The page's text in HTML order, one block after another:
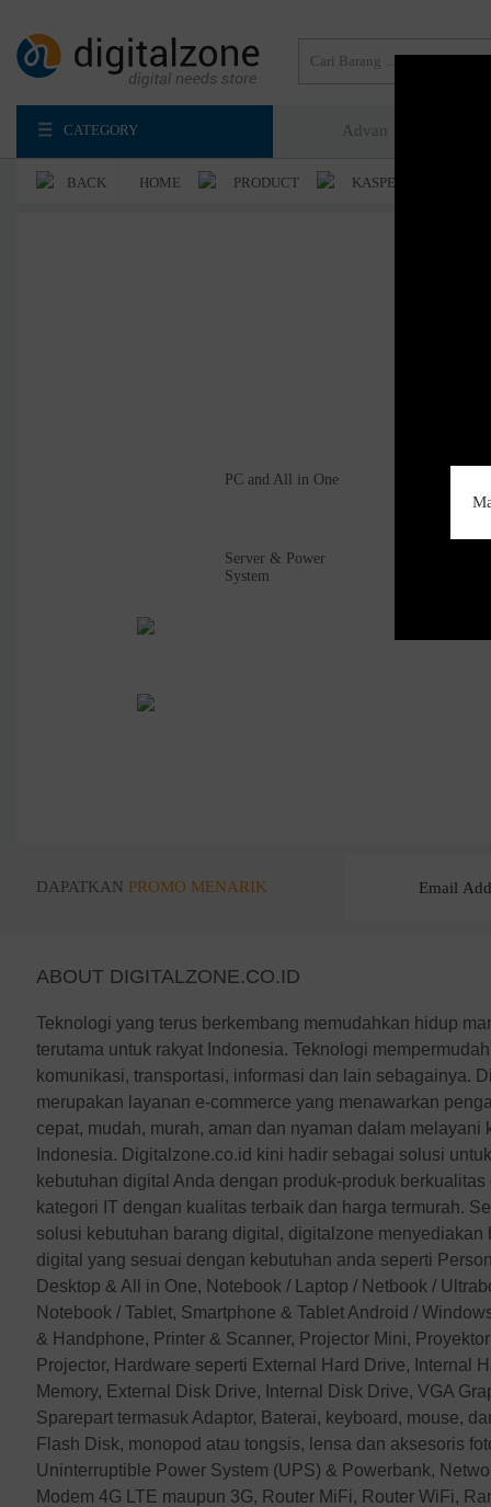
CATEGORY Advan
BACK HOME PRODUCT KASPERSKY
PC and All in One
Server & Power
System
DAPATKAN PROMO MENARIK
ABOUT DIGITALZONE.CO.ID
Teknologi yang terus berkembang memudahkan hidup
terutama untuk rakyat Indonesia. Teknologi
komunikasi, transportasi, informasi dan lain sebagainya.
merupakan layanan e-commerce yang menawarkan
cepat, mudah, murah, aman dan nyaman dalam melayani
Indonesia. Digitalzone.co.id kini hadir sebagai solusi
kebutuhan digital Anda dengan produk-produk
kategori IT dengan kualitas terbaik dan harga termurah.
solusi kebutuhan barang digital, digitalzone menyediakan
digital yang sesuai dengan kebutuhan anda seperti
Desktop & All in One, Notebook / Laptop / Netbook /
Notebook / Tablet, Smartphone & Tablet Android /
& Handphone, Printer & Scanner, Projector Mini,
Projector, Hardware seperti External Hard Drive, Internal
Memory, External Disk Drive, Internal Disk Drive, VGA
Sparepart termasuk Adaptor, Baterai, keyboard, mouse,
Flash Disk, monopod atau tongsis, lensa dan aksesoris
Uninterruptible Power System (UPS) & Powerbank,
Modem 4G LTE maupun 3G, Router MiFi, Router WiFi,